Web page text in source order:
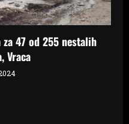
za 47 od 255 nestalih
Vraca